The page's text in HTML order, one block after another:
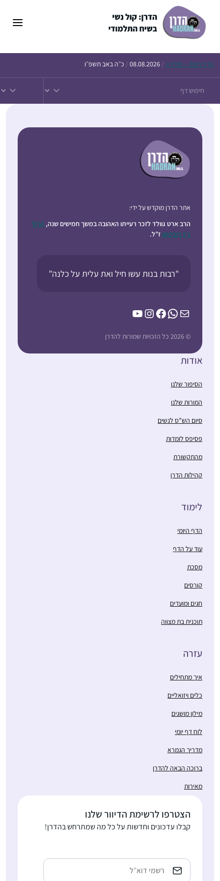
הדף היומי – חולין ק /
08.08.2026
/ כ״ה באב תשפ״ו
אתר הדרן מוקדש על ידי:
הרב ארט גוולד לזכר רעייתו האהובה במשך חמישים שנה, קרול
ג’וי רובינסון ז”ל.
"רבות בנות עשו חיל ואת עלית על כלנה”
Mail
WhatsApp
Facebook
Instagram
YouTube
© 2026 כל הזכויות שמורות להדרן
אודות
הסיפור שלנו
המורות שלנו
סיום הש”ס לנשים
פסיפס לומדות
מהתקשורת
קהילות הדרן
לימוד
הדף היומי
עוד על הדף
מסכת
קורסים
חגים ומועדים
תוכנית בת מצווה
עזרה
איך מתחילים
כלים ויזואליים
מילון מושגים
לוח דף יומי
מדריך הגמרא
ברוכה הבאה להדרן
מאירות
הצטרפו לרשימת הדיוור שלנו
קבלו עדכונים וחדשות על כל מה שמתרחש בהדרן!
כתובת
אימייל